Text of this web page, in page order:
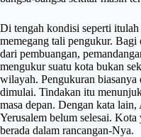
Di tengah kondisi seperti
memegang tali pengukur.
dari pembuangan,
mengukur suatu kota bukan
wilayah. Pengukuran biasanya
dimulai. Tindakan itu
masa depan. Dengan kata
Yerusalem belum selesai.
berada dalam rancangan-Nya.